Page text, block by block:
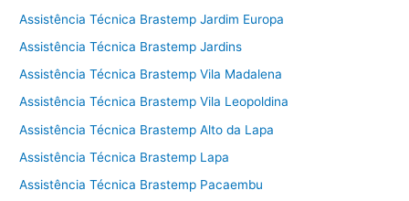
Assistência Técnica Brastemp Jardim Europa
Assistência Técnica Brastemp Jardins
Assistência Técnica Brastemp Vila Madalena
Assistência Técnica Brastemp Vila Leopoldina
Assistência Técnica Brastemp Alto da Lapa
Assistência Técnica Brastemp Lapa
Assistência Técnica Brastemp Pacaembu